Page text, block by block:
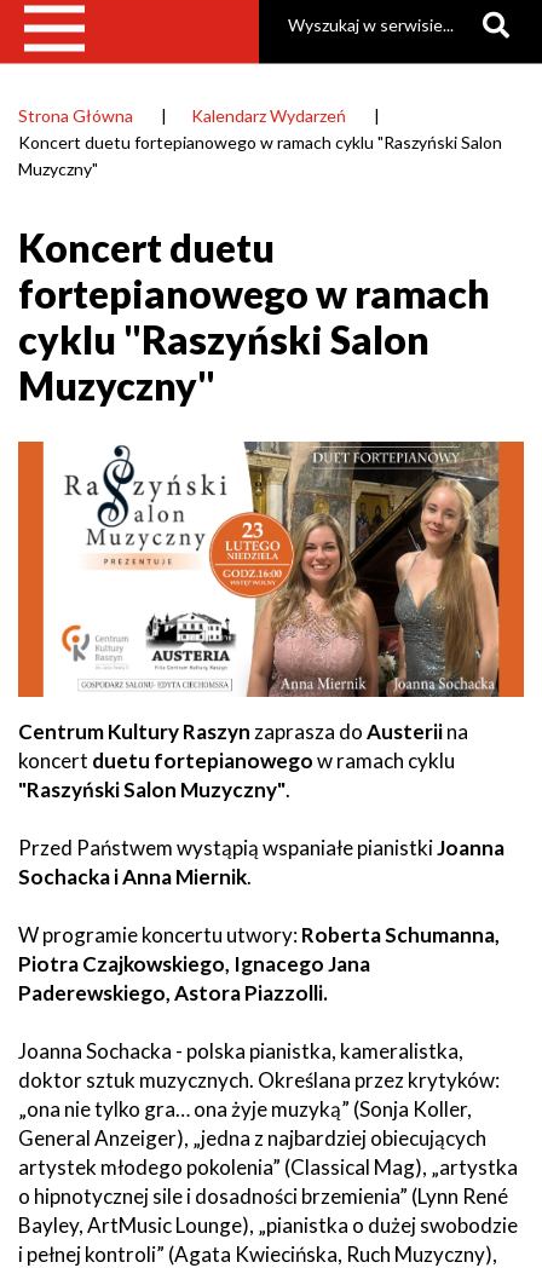
Ścieżka
nawigacyjna
Strona Główna
Kalendarz Wydarzeń
Koncert duetu fortepianowego w ramach cyklu "Raszyński Salon
Muzyczny"
Koncert duetu
fortepianowego w ramach
cyklu "Raszyński Salon
Muzyczny"
Centrum Kultury Raszyn zaprasza doAusteriina
koncert duetu fortepianowegow ramach cyklu
"Raszyński Salon Muzyczny".
Przed Państwem wystąpią wspaniałe pianistkiJoanna
Sochacka i Anna Miernik.
W programie koncertu utwory:Roberta Schumanna,
Piotra Czajkowskiego, Ignacego Jana
Paderewskiego, Astora Piazzolli.
Joanna Sochacka - polska pianistka, kameralistka,
doktor sztuk muzycznych. Określana przez krytyków:
„ona nie tylko gra… ona żyje muzyką” (Sonja Koller,
General Anzeiger), „jedna z najbardziej obiecujących
artystek młodego pokolenia” (Classical Mag), „artystka
o hipnotycznej sile i dosadności brzemienia” (Lynn René
Bayley, ArtMusic Lounge), „pianistka o dużej swobodzie
i pełnej kontroli” (Agata Kwiecińska, Ruch Muzyczny),